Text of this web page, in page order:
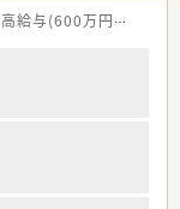
高給与(600万円以上)